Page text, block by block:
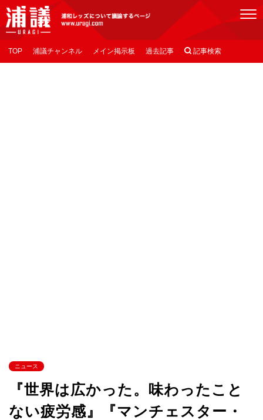
[浦議]浦和レッズについて議論するページ
TOP 浦議チャンネル メイン掲示板 過去記事  記事検索
ニュース
『世界は広かった。味わったこと
ない疲労感』『マンチェスター・